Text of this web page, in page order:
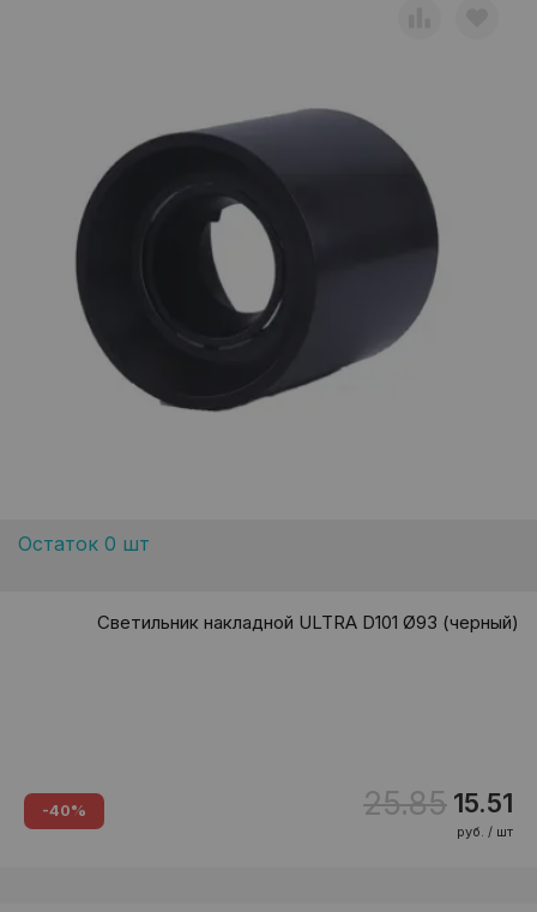
Остаток 0 шт
Светильник накладной ULTRA D101 Ø93 (черный)
-40% 25.85 15.51
руб. / шт